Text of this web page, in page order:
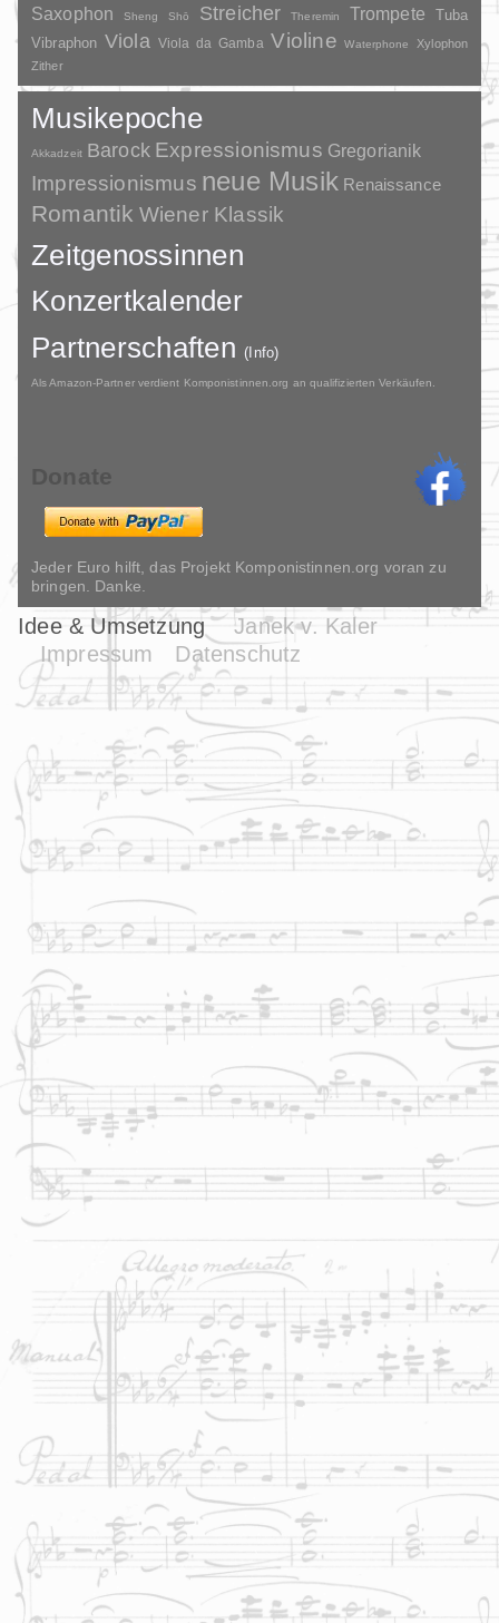
Saxophon Sheng Shō Streicher Theremin Trompete
Tuba
Vibraphon Viola Viola da Gamba Violine Waterphone
Xylophon
Zither
Musikepoche
Akkadzeit Barock Expressionismus Gregorianik
Impressionismus neue Musik Renaissance
Romantik Wiener Klassik
Zeitgenossinnen
Konzertkalender
Partnerschaften(Info)
Als Amazon-Partner verdient Komponistinnen.org an qualifizierten Verkäufen.
Donate
Jeder Euro hilft, das Projekt Komponistinnen.org voran zu
bringen. Danke.
Idee & Umsetzung
Janek v. Kaler
Impressum
Datenschutz